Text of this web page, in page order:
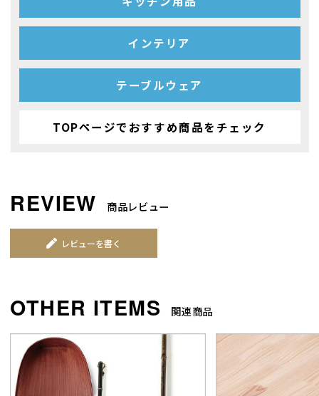
インテリア
テーブルウェア
TOPページでおすすめ商品をチェック
商品レビュー
レビューを書く
関連商品